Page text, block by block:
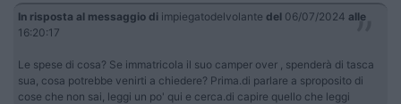
In risposta al messaggio di impiegatodelvolante del 06/07/2024 alle
16:20:17
Le spese di cosa? Se immatricola il suo camper over , spenderà di tasca
sua, cosa potrebbe venirti a chiedere? Prima.di parlare a sproposito di
cose che non sai, leggi un po' qui e cerca.di capire quello che leggi